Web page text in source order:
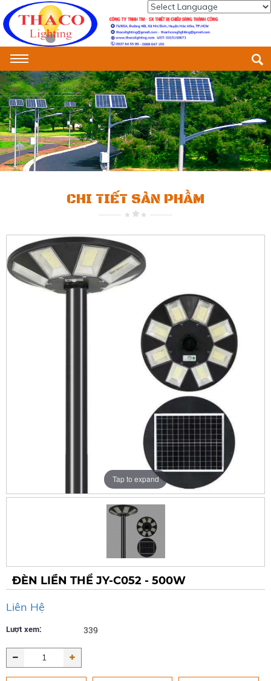
Powered by
CHI TIẾT SẢN PHẨM
Tap to expand
ĐÈN LIỀN THỂ JY-C052 - 500W
Liên Hệ
Lượt xem: 339